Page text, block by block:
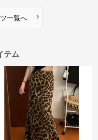
一覧へ ›
テム